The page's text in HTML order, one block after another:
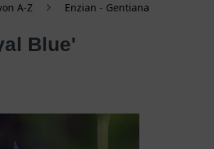
A-Z Enzian - Gentiana
Blue'